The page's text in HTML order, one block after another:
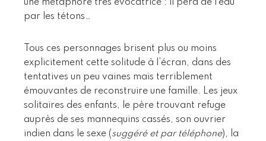
une métaphore très évocatrice : il perd de l’eau
par les tétons…
Tous ces personnages brisent plus ou moins
explicitement cette solitude à l’écran, dans des
tentatives un peu vaines mais terriblement
émouvantes de reconstruire une famille. Les jeux
solitaires des enfants, le père trouvant refuge
auprès de ses mannequins cassés, son ouvrier
indien dans le sexe (suggéré et par téléphone), la